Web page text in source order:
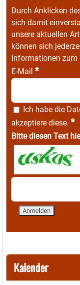
Durch Anklicken
sich damit
unsere aktuellen
können sich
Informationen zum
E-Mail *
Ich habe die
akzeptiere diese. *
Bitte diesen Text
Kalender